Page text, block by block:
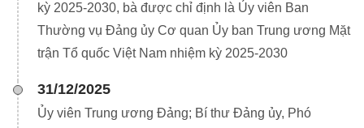
kỳ 2025-2030, bà được chỉ định là Ủy viên Ban
Thường vụ Đảng ủy Cơ quan Ủy ban Trung ương Mặt
trận Tổ quốc Việt Nam nhiệm kỳ 2025-2030
31/12/2025
Ủy viên Trung ương Đảng; Bí thư Đảng ủy, Phó